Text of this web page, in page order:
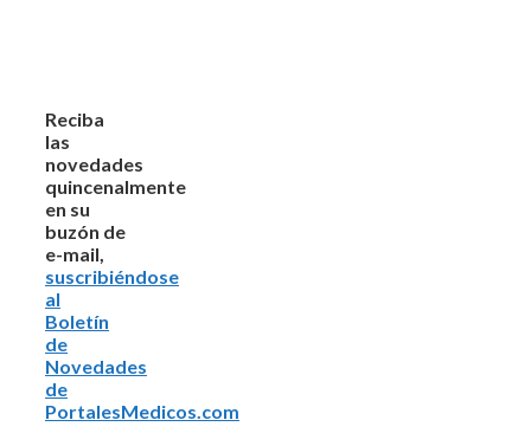
Reciba
las
novedades
quincenalmente
en su
buzón de
e-mail,
suscribiéndose
al
Boletín
de
Novedades
de
PortalesMedicos.com